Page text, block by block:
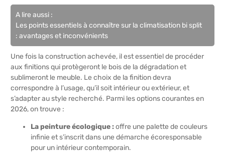
A lire aussi :
Les points essentiels à connaître sur la climatisation bi split
: avantages et inconvénients
Une fois la construction achevée, il est essentiel de procéder
aux finitions qui protègeront le bois de la dégradation et
sublimeront le meuble. Le choix de la finition devra
correspondre à l’usage, qu’il soit intérieur ou extérieur, et
s’adapter au style recherché. Parmi les options courantes en
2026, on trouve :
La peinture écologique :offre une palette de couleurs
infinie et s’inscrit dans une démarche écoresponsable
pour un intérieur contemporain.